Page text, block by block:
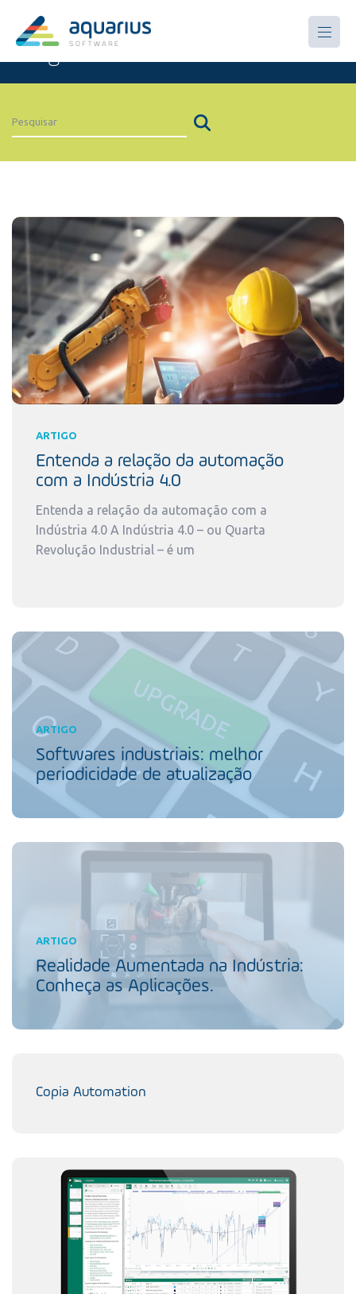
Artigos
ARTIGO
Entenda a relação da automação
com a Indústria 4.0
Entenda a relação da automação com a
Indústria 4.0 A Indústria 4.0 – ou Quarta
Revolução Industrial – é um
ARTIGO
Softwares industriais: melhor
periodicidade de atualização
ARTIGO
Realidade Aumentada na Indústria:
Conheça as Aplicações.
Copia Automation